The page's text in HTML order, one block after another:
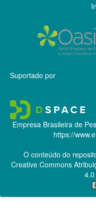
Suportado por
Empresa Brasileira de
https://
O conteúdo do
Creative Commons